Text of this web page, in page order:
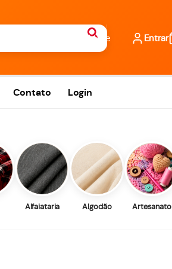
Entrar
Contato Login
Alfaiataria Algodão Artesanato